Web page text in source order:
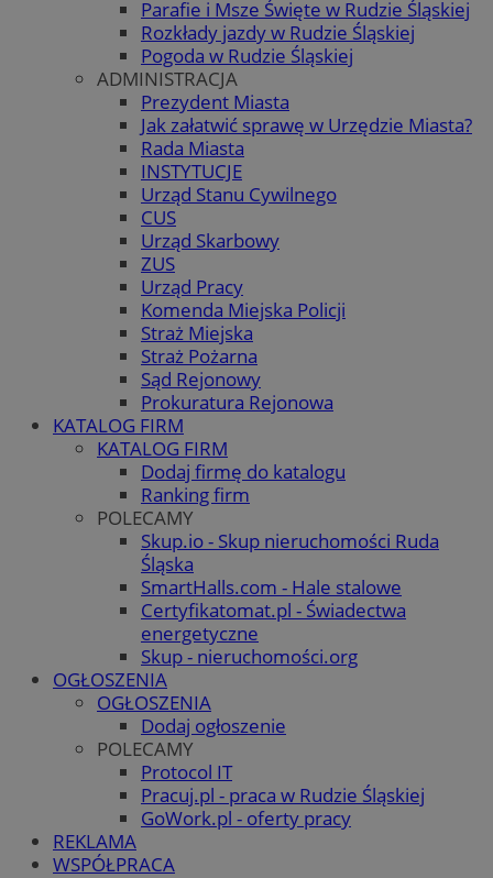
Parafie i Msze Święte w Rudzie Śląskiej
Rozkłady jazdy w Rudzie Śląskiej
Pogoda w Rudzie Śląskiej
ADMINISTRACJA
Prezydent Miasta
Jak załatwić sprawę w Urzędzie Miasta?
Rada Miasta
INSTYTUCJE
Urząd Stanu Cywilnego
CUS
Urząd Skarbowy
ZUS
Urząd Pracy
Komenda Miejska Policji
Straż Miejska
Straż Pożarna
Sąd Rejonowy
Prokuratura Rejonowa
KATALOG FIRM
KATALOG FIRM
Dodaj firmę do katalogu
Ranking firm
POLECAMY
Skup.io - Skup nieruchomości Ruda
Śląska
SmartHalls.com - Hale stalowe
Certyfikatomat.pl - Świadectwa
energetyczne
Skup - nieruchomości.org
OGŁOSZENIA
OGŁOSZENIA
Dodaj ogłoszenie
POLECAMY
Protocol IT
Pracuj.pl - praca w Rudzie Śląskiej
GoWork.pl - oferty pracy
REKLAMA
WSPÓŁPRACA